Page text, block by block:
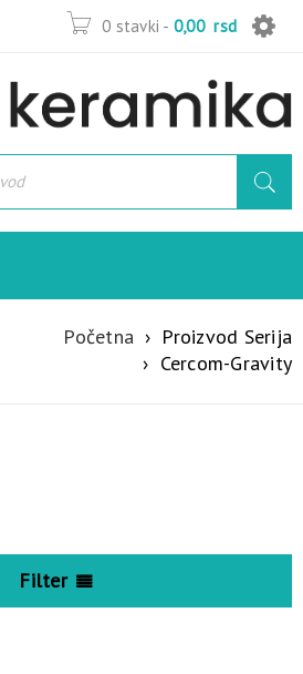
0 stavki - 0,00 rsd
Početna › Proizvod Serija
› Cercom-Gravity
Filter